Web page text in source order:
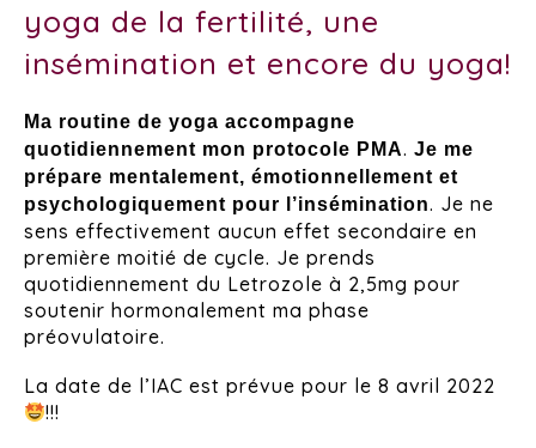
yoga de la fertilité, une
insémination et encore du yoga!
Ma routine de yoga accompagne
quotidiennement mon protocole PMA. Je me
prépare mentalement, émotionnellement et
psychologiquement pour l’insémination. Je ne
sens effectivement aucun effet secondaire en
première moitié de cycle. Je prends
quotidiennement du Letrozole à 2,5mg pour
soutenir hormonalement ma phase
préovulatoire.
La date de l’IAC est prévue pour le 8 avril 2022
!!!